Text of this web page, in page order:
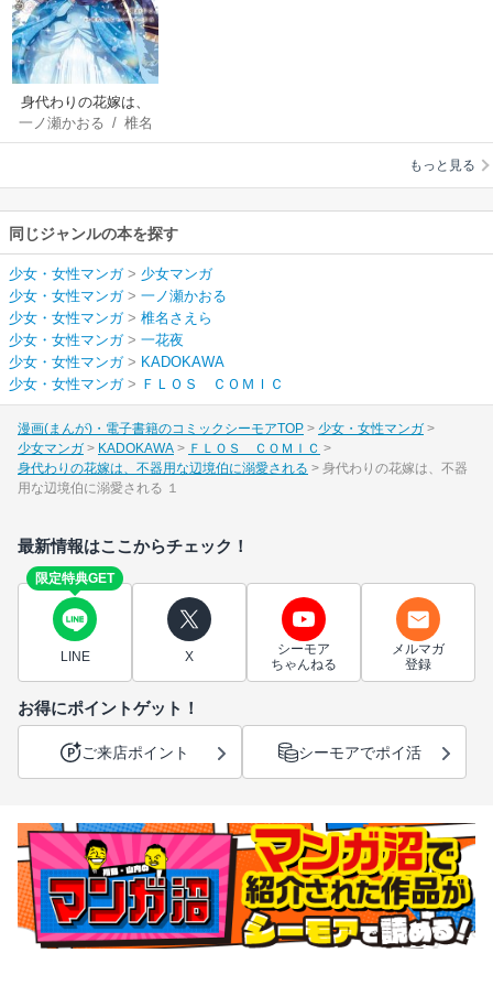
身代わりの花嫁は、
不器用な辺境伯に溺
愛される
一ノ瀬かおる / 椎名
さえら/一花夜
もっと見る
同じジャンルの本を探す
少女・女性マンガ> 少女マンガ
少女・女性マンガ> 一ノ瀬かおる
少女・女性マンガ> 椎名さえら
少女・女性マンガ> 一花夜
少女・女性マンガ> KADOKAWA
少女・女性マンガ> ＦＬＯＳ ＣＯＭＩＣ
漫画(まんが)・電子書籍のコミックシーモアTOP
少女・女性マンガ
少女マンガ
KADOKAWA
ＦＬＯＳ ＣＯＭＩＣ
身代わりの花嫁は、不器用な辺境伯に溺愛される
身代わりの花嫁は、不器
用な辺境伯に溺愛される １
最新情報はここからチェック！
限定特典GET
LINE X
シーモア
ちゃんねる
メルマガ
登録
お得にポイントゲット！
ご来店ポイント シーモアでポイ活